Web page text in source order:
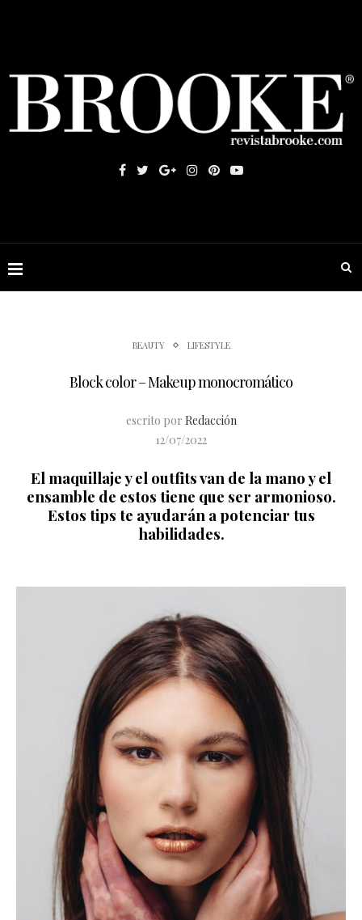
BEAUTY LIFESTYLE
Block color – Makeup monocromático
escrito por Redacción
12/07/2022
El maquillaje y el outfits van de la mano y el
ensamble de estos tiene que ser armonioso.
Estos tips te ayudarán a potenciar tus
habilidades.